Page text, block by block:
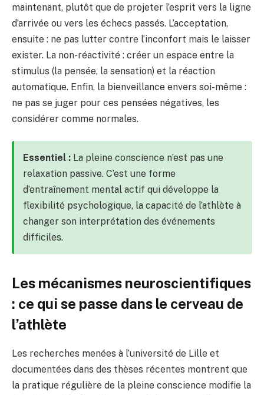
maintenant, plutôt que de projeter l’esprit vers la ligne
d’arrivée ou vers les échecs passés. L’acceptation,
ensuite : ne pas lutter contre l’inconfort mais le laisser
exister. La non-réactivité : créer un espace entre la
stimulus (la pensée, la sensation) et la réaction
automatique. Enfin, la bienveillance envers soi-même :
ne pas se juger pour ces pensées négatives, les
considérer comme normales.
Essentiel : La pleine conscience n’est pas une
relaxation passive. C’est une forme
d’entraînement mental actif qui développe la
flexibilité psychologique, la capacité de l’athlète à
changer son interprétation des événements
difficiles.
Les mécanismes neuroscientifiques
: ce qui se passe dans le cerveau de
l’athlète
Les recherches menées à l’université de Lille et
documentées dans des thèses récentes montrent que
la pratique régulière de la pleine conscience modifie la